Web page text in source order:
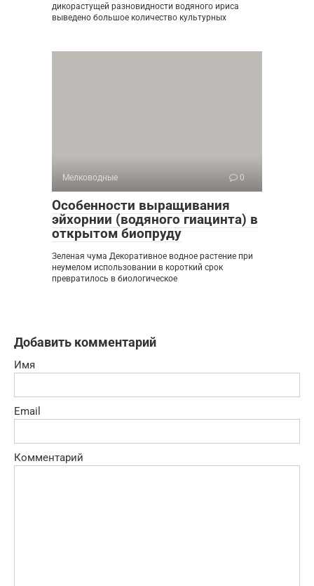
дикорастущей разновидности водяного ириса
выведено большое количество культурных
Мелководные 0
Особенности выращивания
эйхорнии (водяного гиацинта) в
открытом биопруду
Зеленая чума Декоративное водное растение при
неумелом использовании в короткий срок
превратилось в биологическое
Добавить комментарий
Имя
Email
Комментарий